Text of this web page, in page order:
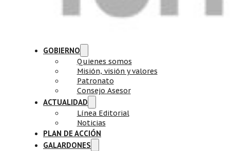
GOBIERNO
Quienes somos
Misión, visión y valores
Patronato
Consejo Asesor
ACTUALIDAD
Línea Editorial
Noticias
PLAN DE ACCIÓN
GALARDONES